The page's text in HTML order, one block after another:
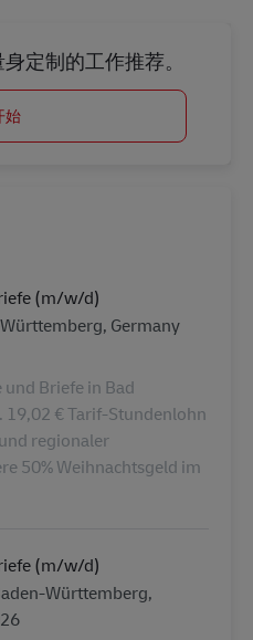
定制的工作推荐。
始
(m/w/d)
Germany
Briefe in Bad
19,02 € Tarif-Stundenlohn
regionaler
50% Weihnachtsgeld im
(m/w/d)
Württemberg,